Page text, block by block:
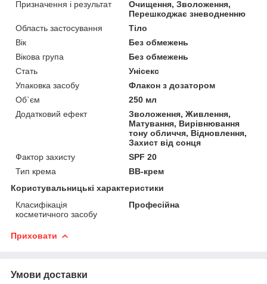
Призначення і результат
Очищення, Зволоження,
Перешкоджає зневодненню
Область застосування
Тіло
Вік
Без обмежень
Вікова група
Без обмежень
Стать
Унісекс
Упаковка засобу
Флакон з дозатором
Об`єм
250 мл
Додатковий ефект
Зволоження, Живлення,
Матування, Вирівнювання
тону обличчя, Відновлення,
Захист від сонця
Фактор захисту
SPF 20
Тип крема
BB-крем
Користувальницькі характеристики
Класифікація
косметичного засобу
Професійна
Приховати
Умови доставки